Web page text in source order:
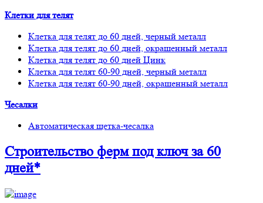
Клетки для телят
Клетка для телят до 60 дней, черный металл
Клетка для телят до 60 дней, окрашенный металл
Клетка для телят до 60 дней Цинк
Клетка для телят 60-90 дней, черный металл
Клетка для телят 60-90 дней, окрашенный металл
Чесалки
Автоматическая щетка-чесалка
Строительство фермпод ключ за 60
дней*